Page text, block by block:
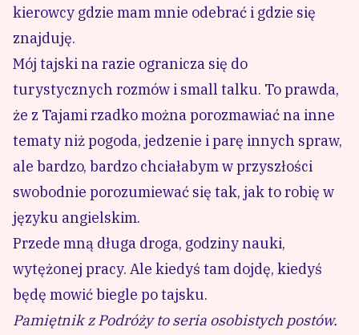
kierowcy gdzie mam mnie odebrać i gdzie się
znajduję.
Mój tajski na razie ogranicza się do
turystycznych rozmów i small talku. To prawda,
że z Tajami rzadko można porozmawiać na inne
tematy niż pogoda, jedzenie i parę innych spraw,
ale bardzo, bardzo chciałabym w przyszłości
swobodnie porozumiewać się tak, jak to robię w
języku angielskim.
Przede mną długa droga, godziny nauki,
wytężonej pracy. Ale kiedyś tam dojdę, kiedyś
będę mowić biegle po tajsku.
Pamiętnik z Podróży to seria osobistych postów.